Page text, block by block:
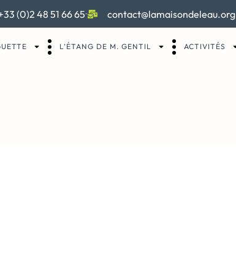
(0)2 48 51 66 65 contact@lamaisondeleau.org
L’ÉTANG DE M. GENTIL ACTIVITÉS